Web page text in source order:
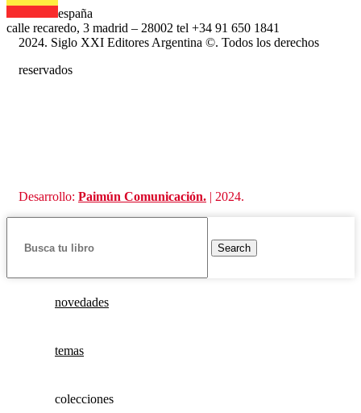
españa
calle recaredo, 3 madrid – 28002 tel +34 91 650 1841
2024. Siglo XXI Editores Argentina ©️. Todos los derechos
reservados
Desarrollo: Paimún Comunicación. | 2024.
Search
novedades
temas
colecciones